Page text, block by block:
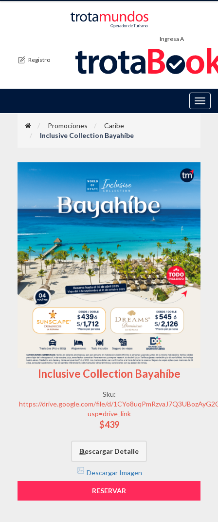
Registro
Ingresa A
Promociones
Caribe
Inclusive Collection Bayahíbe
Inclusive Collection Bayahíbe
Sku:
https://drive.google.com/file/d/
usp=drive_link
$439
Descargar Detalle
Descargar Imagen
RESERVAR